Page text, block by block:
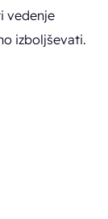
vedenje
izboljševati.